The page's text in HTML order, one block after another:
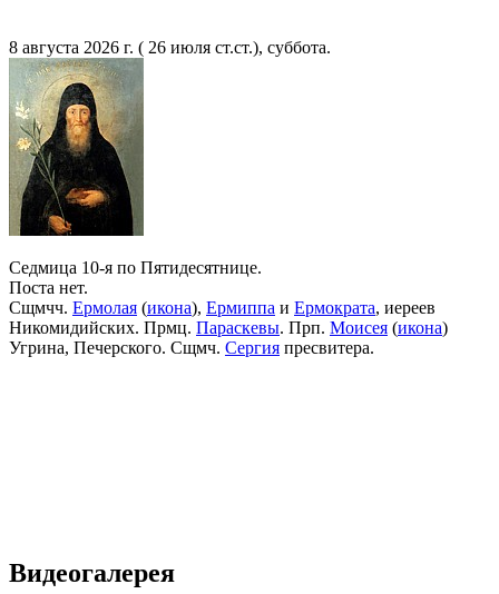
8 августа 2026 г. ( 26 июля ст.ст.), суббота.
Седмица 10-я по Пятидесятнице.
Поста нет.
Сщмчч. Ермолая (икона), Ермиппа и Ермократа, иереев
Никомидийских. Прмц. Параскевы. Прп. Моисея (икона)
Угрина, Печерского. Сщмч. Сергия пресвитера.
Видеогалерея